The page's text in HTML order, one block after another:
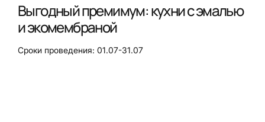
Выгодный премимум: кухни с эмалью
и экомембраной
Сроки проведения: 01.07-31.07